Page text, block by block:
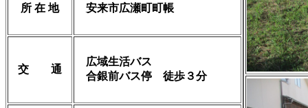
所 在 地 安来市広瀬町町帳
交 通
広域生活バス
合銀前バス停 徒歩３分